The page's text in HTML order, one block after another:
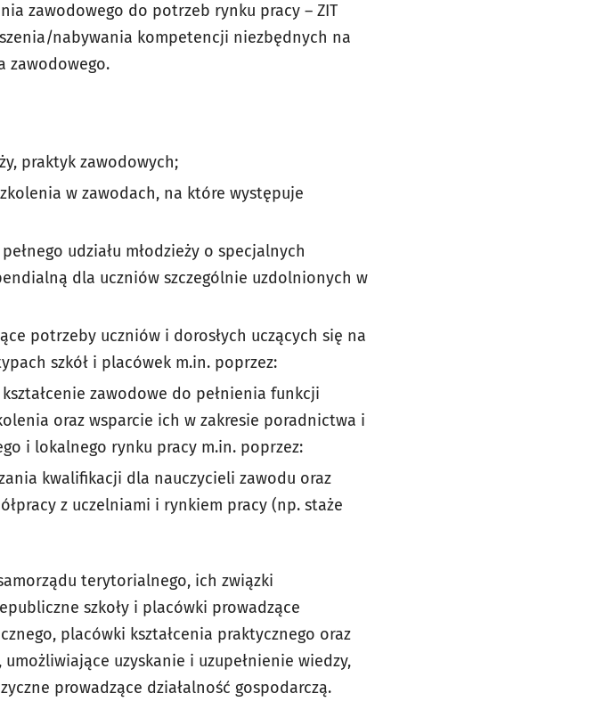
zawodowego do potrzeb rynku pracy – ZIT
nabywania kompetencji niezbędnych na
zawodowego.
praktyk zawodowych;
w zawodach, na które występuje
udziału młodzieży o specjalnych
dla uczniów szczególnie uzdolnionych w
potrzeby uczniów i dorosłych uczących się na
szkół i placówek m.in. poprzez:
zawodowe do pełnienia funkcji
oraz wsparcie ich w zakresie poradnictwa i
i lokalnego rynku pracy m.in. poprzez:
kwalifikacji dla nauczycieli zawodu oraz
z uczelniami i rynkiem pracy (np. staże
terytorialnego, ich związki
szkoły i placówki prowadzące
placówki kształcenia praktycznego oraz
uzyskanie i uzupełnienie wiedzy,
prowadzące działalność gospodarczą.